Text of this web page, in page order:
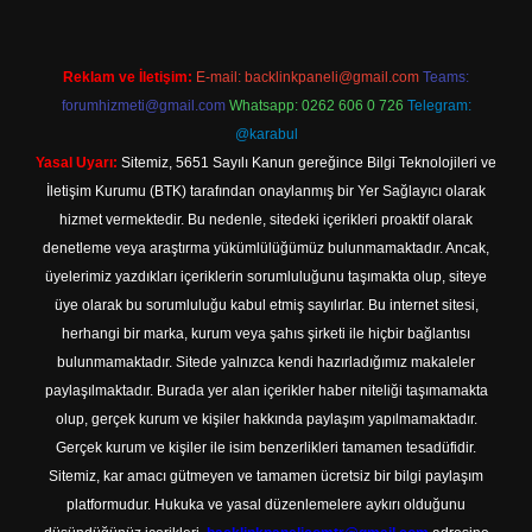
Reklam ve İletişim: E-mail: backlinkpaneli@gmail.com Teams:
forumhizmeti@gmail.com Whatsapp: 0262 606 0 726 Telegram:
@karabul
Yasal Uyarı: Sitemiz, 5651 Sayılı Kanun gereğince Bilgi Teknolojileri ve
İletişim Kurumu (BTK) tarafından onaylanmış bir Yer Sağlayıcı olarak
hizmet vermektedir. Bu nedenle, sitedeki içerikleri proaktif olarak
denetleme veya araştırma yükümlülüğümüz bulunmamaktadır. Ancak,
üyelerimiz yazdıkları içeriklerin sorumluluğunu taşımakta olup, siteye
üye olarak bu sorumluluğu kabul etmiş sayılırlar. Bu internet sitesi,
herhangi bir marka, kurum veya şahıs şirketi ile hiçbir bağlantısı
bulunmamaktadır. Sitede yalnızca kendi hazırladığımız makaleler
paylaşılmaktadır. Burada yer alan içerikler haber niteliği taşımamakta
olup, gerçek kurum ve kişiler hakkında paylaşım yapılmamaktadır.
Gerçek kurum ve kişiler ile isim benzerlikleri tamamen tesadüfidir.
Sitemiz, kar amacı gütmeyen ve tamamen ücretsiz bir bilgi paylaşım
platformudur. Hukuka ve yasal düzenlemelere aykırı olduğunu